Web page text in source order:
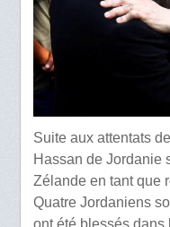
Suite aux attentats
Hassan de Jordanie
Zélande en tant que
Quatre Jordaniens
ont été blessés dans